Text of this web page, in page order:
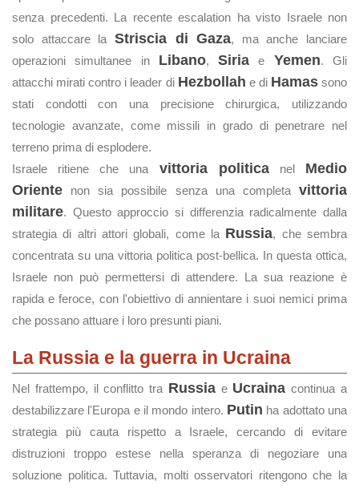
senza precedenti. La recente escalation ha visto Israele non
solo attaccare la Striscia di Gaza, ma anche lanciare
operazioni simultanee in Libano,Siria e Yemen. Gli
attacchi mirati contro i leader di Hezbollah e di Hamassono
stati condotti con una precisione chirurgica, utilizzando
tecnologie avanzate, come missili in grado di penetrare nel
terreno prima di esplodere.
Israele ritiene che una vittoria politicanel Medio
Oriente non sia possibile senza una completa vittoria
militare. Questo approccio si differenzia radicalmente dalla
strategia di altri attori globali, come la Russia, che sembra
concentrata su una vittoria politica post-bellica. In questa ottica,
Israele non può permettersi di attendere. La sua reazione è
rapida e feroce, con l'obiettivo di annientare i suoi nemici prima
che possano attuare i loro presunti piani.
La Russia e la guerra in Ucraina
Nel frattempo, il conflitto tra Russiae Ucraina continua a
destabilizzare l'Europa e il mondo intero. Putin ha adottato una
strategia più cauta rispetto a Israele, cercando di evitare
distruzioni troppo estese nella speranza di negoziare una
soluzione politica. Tuttavia, molti osservatori ritengono che la